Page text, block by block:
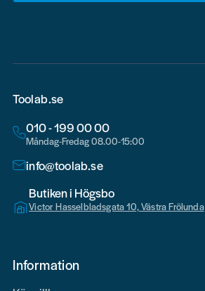
Toolab.se
010 - 199 00 00
Måndag-Fredag 08.00-15:00
info@toolab.se
Butiken i Högsbo
Victor Hasselbladsgata 10, Västra Frölunda
Information